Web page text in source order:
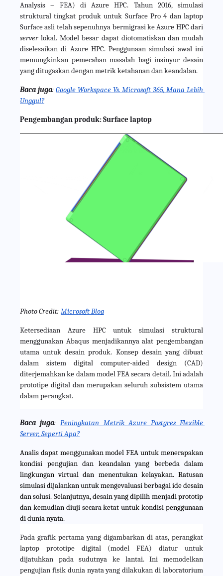
Analysis – FEA) di Azure HPC. Tahun 2016, simulasi
struktural tingkat produk untuk Surface Pro 4 dan laptop
server lokal. Model besar dapat diotomatiskan dan mudah
diselesaikan di Azure HPC. Penggunaan simulasi awal ini
memungkinkan pemecahan masalah bagi insinyur desain
yang ditugaskan dengan metrik ketahanan dan keandalan.
Baca juga: Google Workspace Vs. Microsoft 365, Mana Lebih
Unggul?
Pengembangan produk: Surface laptop
Photo Credit: Microsoft Blog
Ketersediaan Azure HPC untuk simulasi struktural
menggunakan Abaqus menjadikannya alat pengembangan
utama untuk desain produk. Konsep desain yang dibuat
dalam sistem digital computer-aided design (CAD)
diterjemahkan ke dalam model FEA secara detail. Ini adalah
prototipe digital dan merupakan seluruh subsistem utama
dalam perangkat.
Baca juga: Peningkatan Metrik Azure Postgres Flexible
Server, Seperti Apa?
Analis dapat menggunakan model FEA untuk menerapakan
kondisi pengujian dan keandalan yang berbeda dalam
lingkungan virtual dan menentukan kelayakan. Ratusan
simulasi dijalankan untuk mengevaluasi berbagai ide desain
dan solusi. Selanjutnya, desain yang dipilih menjadi prototip
dan kemudian diuji secara ketat untuk kondisi penggunaan
di dunia nyata.
Pada grafik pertama yang digambarkan di atas, perangkat
laptop prototipe digital (model FEA) diatur untuk
dijatuhkan pada sudutnya ke lantai. Ini memodelkan
pengujian fisik dunia nyata yang dilakukan di laboratorium